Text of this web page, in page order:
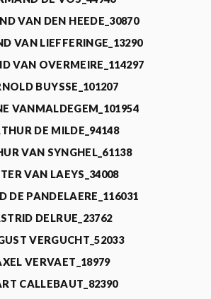
VAN DEN HEEDE_30870
VAN LIEFFERINGE_13290
VAN OVERMEIRE_114297
BUYSSE_101207
VANMALDEGEM_101954
DE MILDE_94148
VAN SYNGHEL_61138
VAN LAEYS_34008
DE PANDELAERE_116031
DELRUE_23762
VERGUCHT_52033
VERVAET_18979
CALLEBAUT_82390